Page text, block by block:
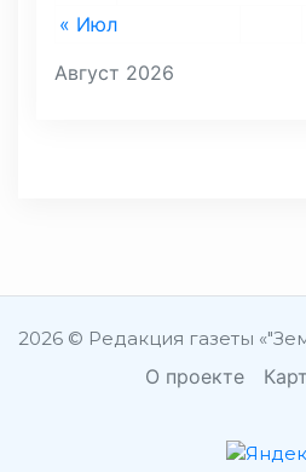
Август 2026
« Июл
2026 © Редакция газеты
О проекте